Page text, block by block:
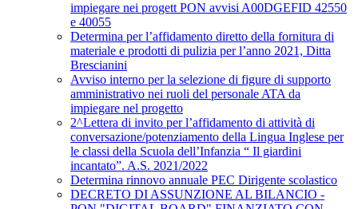
impiegare nei progett PON avvisi A00DGEFID 42550
e 40055
Determina per l’affidamento diretto della fornitura di
materiale e prodotti di pulizia per l’anno 2021, Ditta
Brescianini
Avviso interno per la selezione di figure di supporto
amministrativo nei ruoli del personale ATA da
impiegare nel progetto
2^Lettera di invito per l’affidamento di attività di
conversazione/potenziamento della Lingua Inglese per
le classi della Scuola dell’Infanzia “ Il giardini
incantato”. A.S. 2021/2022
Determina rinnovo annuale PEC Dirigente scolastico
DECRETO DI ASSUNZIONE AL BILANCIO -